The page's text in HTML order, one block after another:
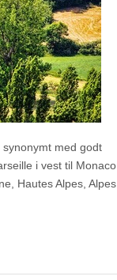
med godt
i vest til Monaco
Hautes Alpes, Alpes